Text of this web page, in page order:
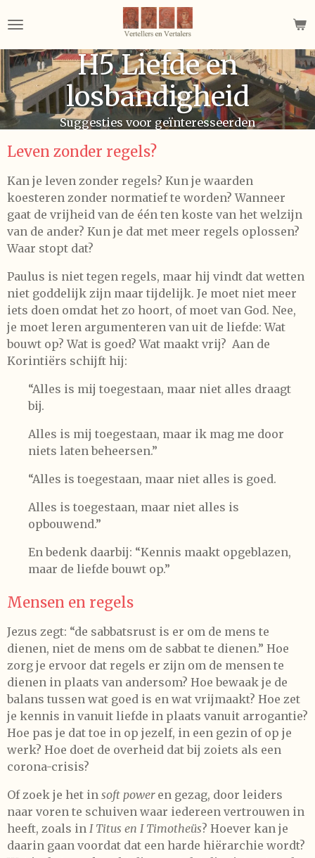
direct
naar
de
hoofdinhoud
H5 Liefde en
losbandigheid
Suggesties voor geïnteresseerden
Leven zonder regels?
Kan je leven zonder regels? Kun je waarden
koesteren zonder normatief te worden? Wanneer
gaat de vrijheid van de één ten koste van het welzijn
van de ander? Kun je dat met meer regels oplossen?
Waar stopt dat?
Paulus is niet tegen regels, maar hij vindt dat wetten
niet goddelijk zijn maar tijdelijk. Je moet niet meer
iets doen omdat het zo hoort, of moet van God. Nee,
je moet leren argumenteren van uit de liefde: Wat
bouwt op? Wat is goed? Wat maakt vrij? Aan de
Korintiërs schijft hij:
“Alles is mij toegestaan, maar niet alles draagt
bij.
Alles is mij toegestaan, maar ik mag me door
niets laten beheersen.”
“Alles is toegestaan, maar niet alles is goed.
Alles is toegestaan, maar niet alles is
opbouwend.”
En bedenk daarbij: “Kennis maakt opgeblazen,
maar de liefde bouwt op.”
Mensen en regels
Jezus zegt: “de sabbatsrust is er om de mens te
dienen, niet de mens om de sabbat te dienen.” Hoe
zorg je ervoor dat regels er zijn om de mensen te
dienen in plaats van andersom? Hoe bewaak je de
balans tussen wat goed is en wat vrijmaakt? Hoe zet
je kennis in vanuit liefde in plaats vanuit arrogantie?
Hoe pas je dat toe in op jezelf, in een gezin of op je
werk? Hoe doet de overheid dat bij zoiets als een
corona-crisis?
Of zoek je het in soft poweren gezag, door leiders
naar voren te schuiven waar iedereen vertrouwen in
heeft, zoals in I Titus en I Timotheüs? Hoever kan je
daarin gaan voordat dat een harde hiërarchie wordt?